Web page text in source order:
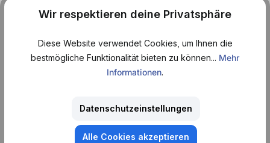
machen, sondern setzt auf erfrischende und angenehme
Doch nicht nur die Wirkung des Drinks wird dich überzeugen.
Auch der leichte und traditionelle Energy-Geschmack bietet dir
volles Potenzial für einen ereignisreichen Tag. So bleibst du
Nacht immer wach und gut gelaunt.
Bestell dir deinen Monster Energy Ultra White als Einzeldose
Wir respektieren deine Privatsphäre
Diese Website verwendet Cookies, um Ihnen die
bestmögliche Funktionalität bieten zu können... Mehr
Informationen.
Datenschutzeinstellungen
Alle Cookies akzeptieren